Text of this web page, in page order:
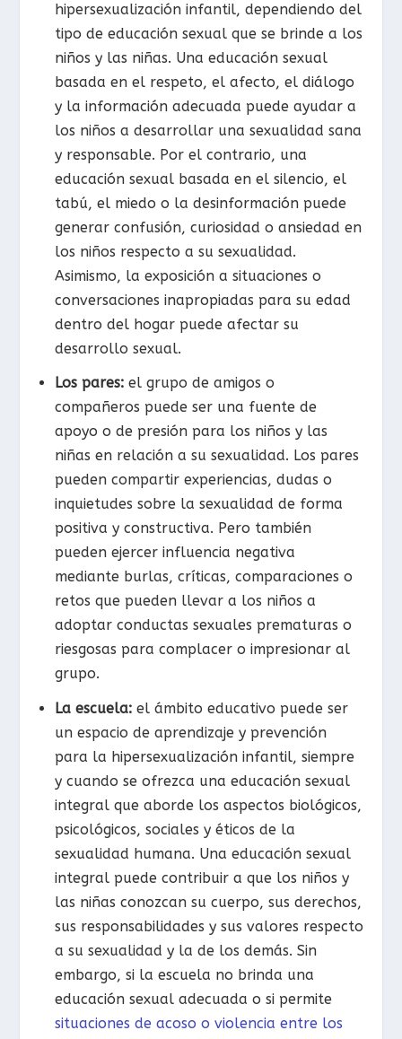
hipersexualización infantil, dependiendo del
tipo de educación sexual que se brinde a los
niños y las niñas. Una educación sexual
basada en el respeto, el afecto, el diálogo
y la información adecuada puede ayudar a
los niños a desarrollar una sexualidad sana
y responsable. Por el contrario, una
educación sexual basada en el silencio, el
tabú, el miedo o la desinformación puede
generar confusión, curiosidad o ansiedad en
los niños respecto a su sexualidad.
Asimismo, la exposición a situaciones o
conversaciones inapropiadas para su edad
dentro del hogar puede afectar su
desarrollo sexual.
Los pares: el grupo de amigos o
compañeros puede ser una fuente de
apoyo o de presión para los niños y las
niñas en relación a su sexualidad. Los pares
pueden compartir experiencias, dudas o
inquietudes sobre la sexualidad de forma
positiva y constructiva. Pero también
pueden ejercer influencia negativa
mediante burlas, críticas, comparaciones o
retos que pueden llevar a los niños a
adoptar conductas sexuales prematuras o
riesgosas para complacer o impresionar al
grupo.
La escuela:el ámbito educativo puede ser
un espacio de aprendizaje y prevención
para la hipersexualización infantil, siempre
y cuando se ofrezca una educación sexual
integral que aborde los aspectos biológicos,
psicológicos, sociales y éticos de la
sexualidad humana. Una educación sexual
integral puede contribuir a que los niños y
las niñas conozcan su cuerpo, sus derechos,
sus responsabilidades y sus valores respecto
a su sexualidad y la de los demás. Sin
embargo, si la escuela no brinda una
educación sexual adecuada o si permite
situaciones de acoso o violencia entre los